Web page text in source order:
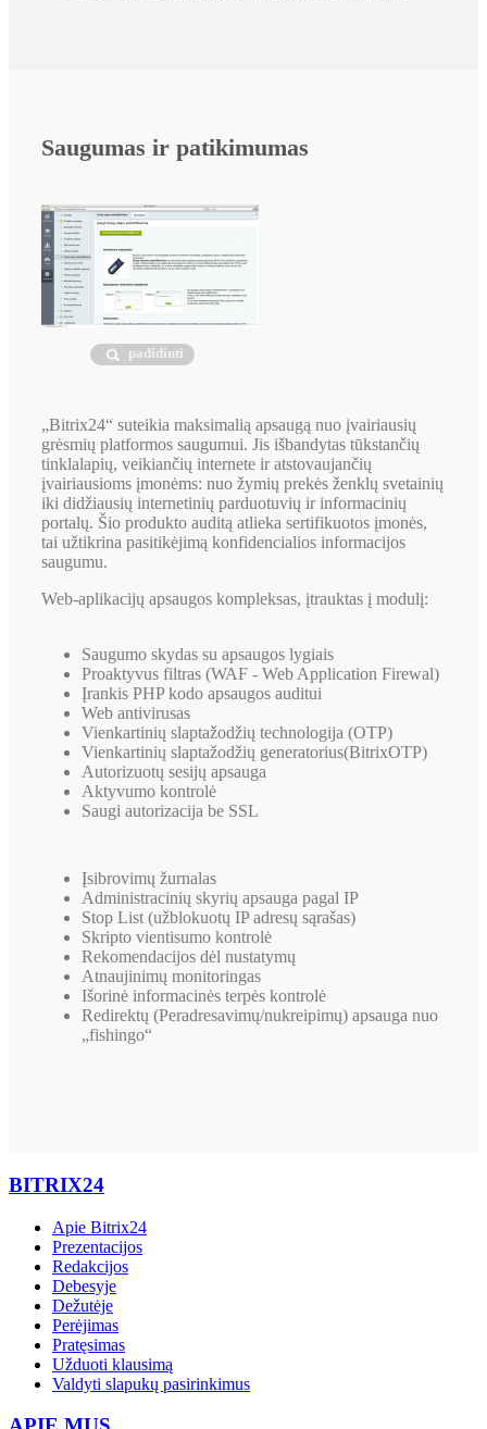
Saugumas ir patikimumas
padidinti
„Bitrix24“ suteikia maksimalią apsaugą nuo įvairiausių
grėsmių platformos saugumui. Jis išbandytas tūkstančių
tinklalapių, veikiančių internete ir atstovaujančių
įvairiausioms įmonėms: nuo žymių prekės ženklų svetainių
iki didžiausių internetinių parduotuvių ir informacinių
portalų. Šio produkto auditą atlieka sertifikuotos įmonės,
tai užtikrina pasitikėjimą konfidencialios informacijos
saugumu.
Web-aplikacijų apsaugos kompleksas, įtrauktas į modulį:
Saugumo skydas su apsaugos lygiais
Proaktyvus filtras (WAF - Web Application Firewal)
Įrankis PHP kodo apsaugos auditui
Web antivirusas
Vienkartinių slaptažodžių technologija (OTP)
Vienkartinių slaptažodžių generatorius(BitrixOTP)
Autorizuotų sesijų apsauga
Aktyvumo kontrolė
Saugi autorizacija be SSL
Įsibrovimų žurnalas
Administracinių skyrių apsauga pagal IP
Stop List (užblokuotų IP adresų sąrašas)
Skripto vientisumo kontrolė
Rekomendacijos dėl nustatymų
Atnaujinimų monitoringas
Išorinė informacinės terpės kontrolė
Redirektų (Peradresavimų/nukreipimų) apsauga nuo
„fishingo“
BITRIX24
Apie Bitrix24
Prezentacijos
Redakcijos
Debesyje
Dežutėje
Perėjimas
Pratęsimas
Užduoti klausimą
Valdyti slapukų pasirinkimus